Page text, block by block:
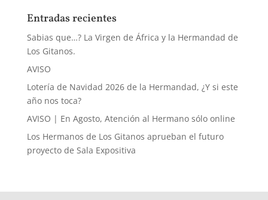
Entradas recientes
Sabias que…? La Virgen de África y la Hermandad de
Los Gitanos.
AVISO
Lotería de Navidad 2026 de la Hermandad, ¿Y si este
año nos toca?
AVISO | En Agosto, Atención al Hermano sólo online
Los Hermanos de Los Gitanos aprueban el futuro
proyecto de Sala Expositiva